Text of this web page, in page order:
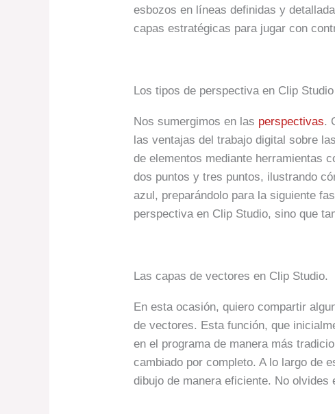
esbozos en líneas definidas y
capas estratégicas para jugar con
Los tipos de perspectiva en Clip Studio
Nos sumergimos en las perspectivas.
las ventajas del trabajo digital sobre
de elementos mediante herramientas
dos puntos y tres puntos, ilustrando
azul, preparándolo para la siguiente
perspectiva en Clip Studio, sino que
Las capas de vectores en Clip Studio.
En esta ocasión, quiero compartir
de vectores. Esta función, que
en el programa de manera más
cambiado por completo. A lo largo de
dibujo de manera eficiente. No